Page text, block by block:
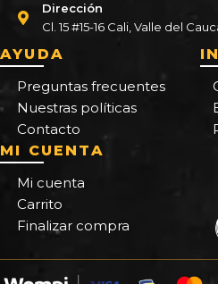
Dirección
Cl. 15 #15-16 Cali, Valle del
AYUDA
Preguntas frecuentes
Nuestras políticas
Contacto
MI CUENTA
Mi cuenta
Carrito
Finalizar compra